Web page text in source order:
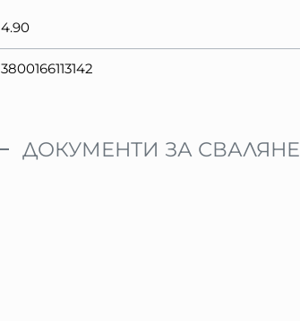
4.90
3800166113142
ДОКУМЕНТИ ЗА СВАЛЯНЕ